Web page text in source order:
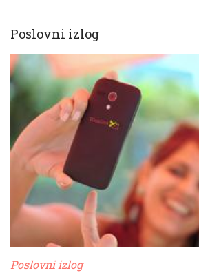
Poslovni izlog
Poslovni izlog